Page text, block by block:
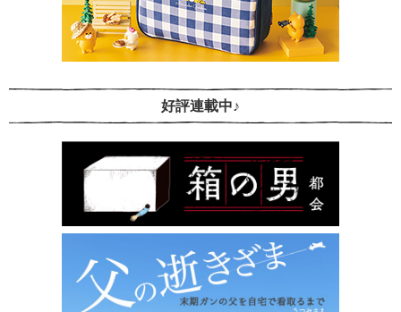
好評連載中♪